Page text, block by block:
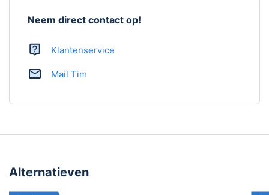
Artikelnummer
Neem direct contact op!
Klantenservice
Mail Tim
Alternatieven